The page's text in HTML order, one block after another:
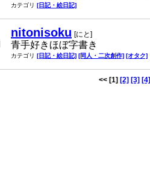
カテゴリ [日記・絵日記]
nitonisoku [にと]
青手好きほぼ字書き
カテゴリ [日記・絵日記] [同人・二次創作] [オタク]
<< [1] [2] [3] [4]